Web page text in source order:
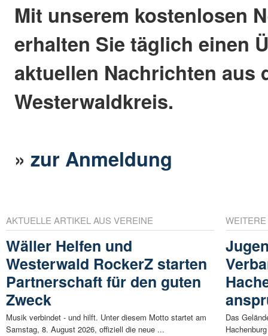
Mit unserem kostenlosen
erhalten Sie täglich einen
aktuellen Nachrichten aus
Westerwaldkreis.
»zur Anmeldung
AKTUELLE ARTIKEL AUS VEREINE
Wäller Helfen und
Westerwald RockerZ starten
Partnerschaft für den guten
Zweck
Musik verbindet - und hilft. Unter diesem Motto startet am
Samstag, 8. August 2026, offiziell die neue ...
Das